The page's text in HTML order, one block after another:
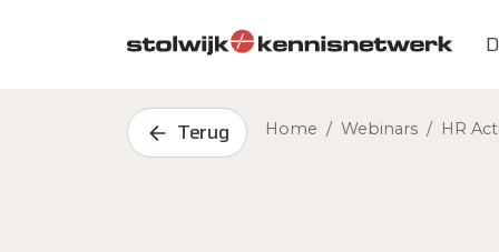
Terug Home /Webinars / HR